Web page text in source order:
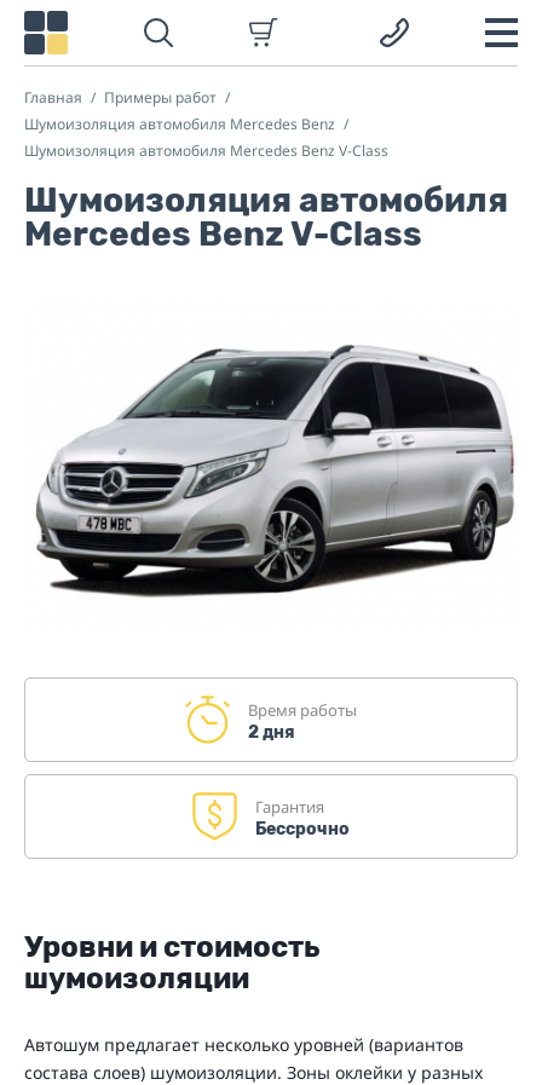
Главная
Примеры работ
Шумоизоляция автомобиля Mercedes Benz
Шумоизоляция автомобиля Mercedes Benz V-Class
Шумоизоляция автомобиля
Mercedes Benz V-Class
Время работы
2 дня
Гарантия
Бессрочно
Уровни и стоимость
шумоизоляции
Автошум предлагает несколько уровней (вариантов
состава слоев) шумоизоляции. Зоны оклейки у разных